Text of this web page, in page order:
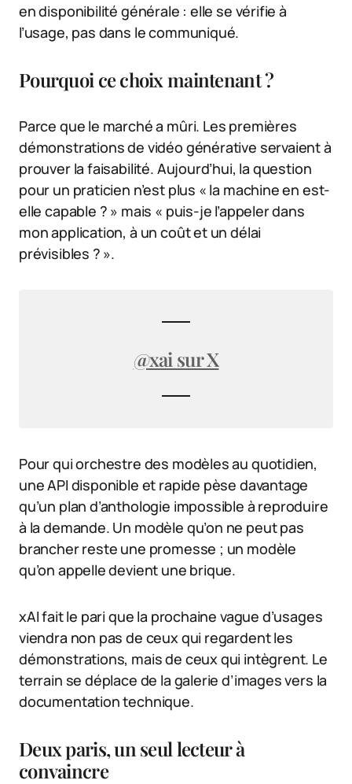
en disponibilité générale : elle se vérifie à
l’usage, pas dans le communiqué.
Pourquoi ce choix maintenant ?
Parce que le marché a mûri. Les premières
démonstrations de vidéo générative servaient à
prouver la faisabilité. Aujourd’hui, la question
pour un praticien n’est plus « la machine en est-
elle capable ? » mais « puis-je l’appeler dans
mon application, à un coût et un délai
prévisibles ? ».
@xai sur X
Pour qui orchestre des modèles au quotidien,
une API disponible et rapide pèse davantage
qu’un plan d’anthologie impossible à reproduire
à la demande. Un modèle qu’on ne peut pas
brancher reste une promesse ; un modèle
qu’on appelle devient une brique.
xAI fait le pari que la prochaine vague d’usages
viendra non pas de ceux qui regardent les
démonstrations, mais de ceux qui intègrent. Le
terrain se déplace de la galerie d’images vers la
documentation technique.
Deux paris, un seul lecteur à
convaincre